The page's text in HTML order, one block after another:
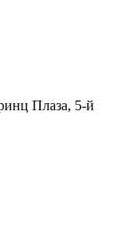
Плаза, 5-й